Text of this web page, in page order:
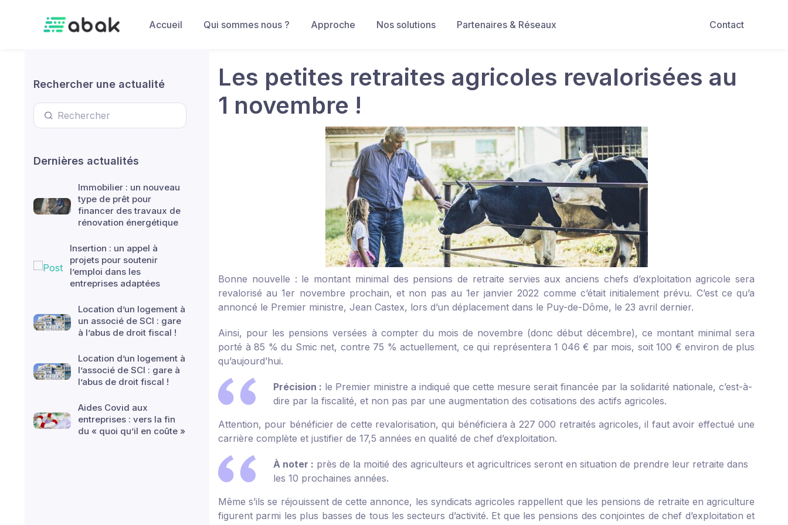
Contact
Accueil Qui sommes nous ? Approche Nos solutions Partenaires & Réseaux
Rechercher une actualité
Dernières actualités
Immobilier : un nouveau
type de prêt pour
financer des travaux de
rénovation énergétique
Insertion : un appel à
projets pour soutenir
l’emploi dans les
entreprises adaptées
Location d’un logement à
un associé de SCI : gare
à l’abus de droit fiscal !
Location d’un logement à
l’associé de SCI : gare à
l’abus de droit fiscal !
Aides Covid aux
entreprises : vers la fin
du « quoi qu’il en coûte »
Les petites retraites agricoles revalorisées au
1 novembre !
Bonne nouvelle : le montant minimal des pensions de retraite servies aux anciens chefs d’exploitation agricole sera
revalorisé au 1er novembre prochain, et non pas au 1er janvier 2022 comme c’était initialement prévu. C’est ce qu’a
annoncé le Premier ministre, Jean Castex, lors d’un déplacement dans le Puy-de-Dôme, le 23 avril dernier.
Ainsi, pour les pensions versées à compter du mois de novembre (donc début décembre), ce montant minimal sera
porté à 85 % du Smic net, contre 75 % actuellement, ce qui représentera 1 046 € par mois, soit 100 € environ de plus
qu’aujourd’hui.
Précision : le Premier ministre a indiqué que cette mesure serait financée par la solidarité nationale, c’est-à-
dire par la fiscalité, et non pas par une augmentation des cotisations des actifs agricoles.
Attention, pour bénéficier de cette revalorisation, qui bénéficiera à 227 000 retraités agricoles, il faut avoir effectué une
carrière complète et justifier de 17,5 années en qualité de chef d’exploitation.
À noter : près de la moitié des agriculteurs et agricultrices seront en situation de prendre leur retraite dans
les 10 prochaines années.
Même s’ils se réjouissent de cette annonce, les syndicats agricoles rappellent que les pensions de retraite en agriculture
figurent parmi les plus basses de tous les secteurs d’activité. Et que les pensions des conjointes de chef d’exploitation et